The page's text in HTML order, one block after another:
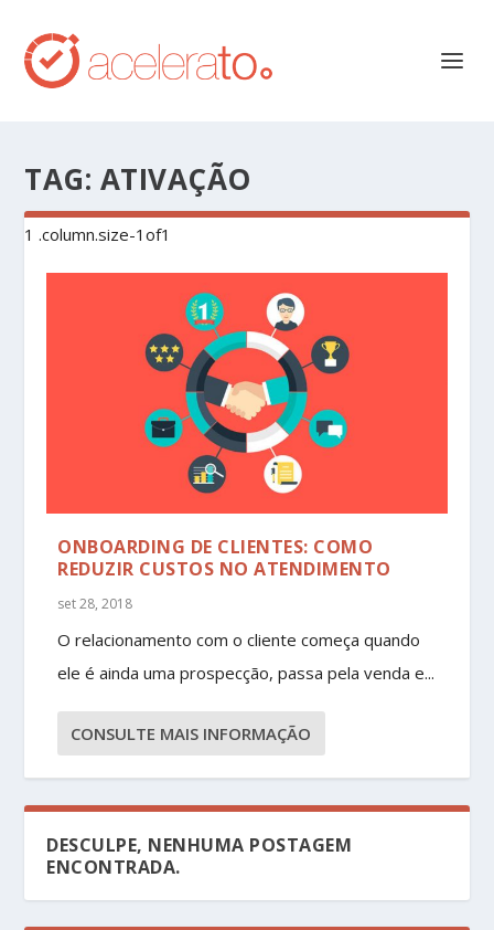
TAG: ATIVAÇÃO
ONBOARDING DE CLIENTES: COMO
REDUZIR CUSTOS NO ATENDIMENTO
set 28, 2018
O relacionamento com o cliente começa quando
ele é ainda uma prospecção, passa pela venda e...
CONSULTE MAIS INFORMAÇÃO
DESCULPE, NENHUMA POSTAGEM
ENCONTRADA.